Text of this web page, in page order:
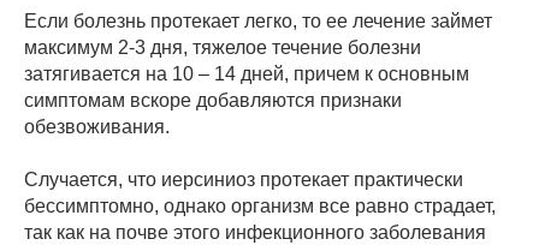
Если болезнь протекает легко, то ее лечение займет
максимум 2-3 дня, тяжелое течение болезни
затягивается на 10 – 14 дней, причем к основным
симптомам вскоре добавляются признаки
обезвоживания.
Случается, что иерсиниоз протекает практически
бессимптомно, однако организм все равно страдает,
так как на почве этого инфекционного заболевания